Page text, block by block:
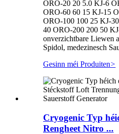
ORO-20 20 5.0 KJ-6
ORO-60 60 15 KJ-15
ORO-100 100 25 KJ-
40 ORO-200 200 50
onverzichtbare Liewen
Spidol, medezinesch
Gesinn méi Produiten>
Cryogenic Typ
Rengheet Nitro ...